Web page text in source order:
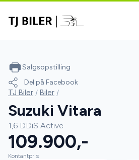
Salgsopstilling
Del på Facebook
TJ Biler / Biler /
Suzuki Vitara
1,6 DDiS Active
109.900,-
Kontantpris